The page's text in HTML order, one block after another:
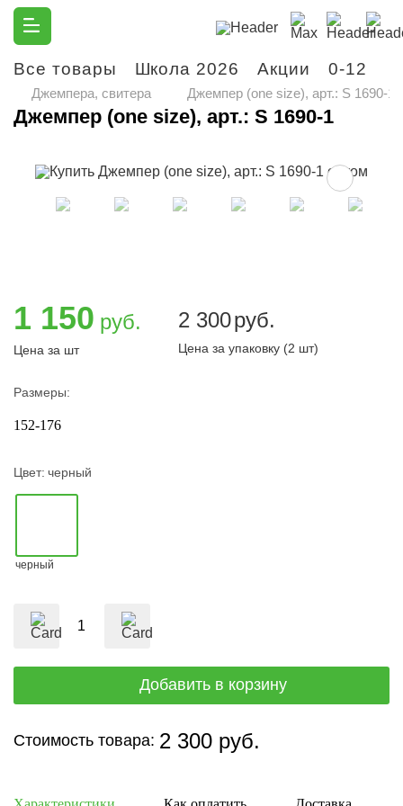
Все товары Школа 2026 Акции 0-12
Джемпера, свитера Джемпер (one size), арт.: S 1690-1
Джемпер (one size), арт.: S 1690-1
1 150 руб.
Цена за шт
2 300руб.
Цена за упаковку (2 шт)
Размеры:
152-176
Цвет: черный
черный
Стоимость товара: 2 300 руб.